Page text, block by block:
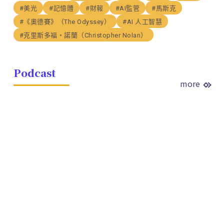
#美光
#記憶體 #財報 #AI監管
#馬斯克
#《奧德賽》（The Odyssey）
#AI 人工智慧
#克里斯多福・諾蘭（Christopher Nolan）
Podcast
more